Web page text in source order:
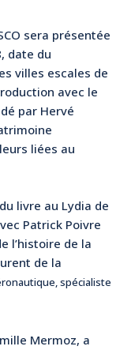
sera présentée
date du
villes escales de
avec le
par Hervé
liées au
livre au Lydia de
Patrick Poivre
l’histoire de la
de la
spécialiste
Mermoz, a